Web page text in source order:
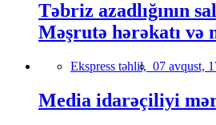
Təbriz azadlığının
Məşrutə hərəkatı və
Ekspress təhlil, 07 avqust,
Media idarəçiliyi